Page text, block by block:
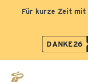
Für kurze Zeit mit
DANKE26